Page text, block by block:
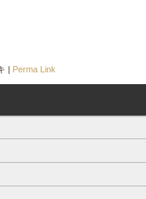
Perma Link